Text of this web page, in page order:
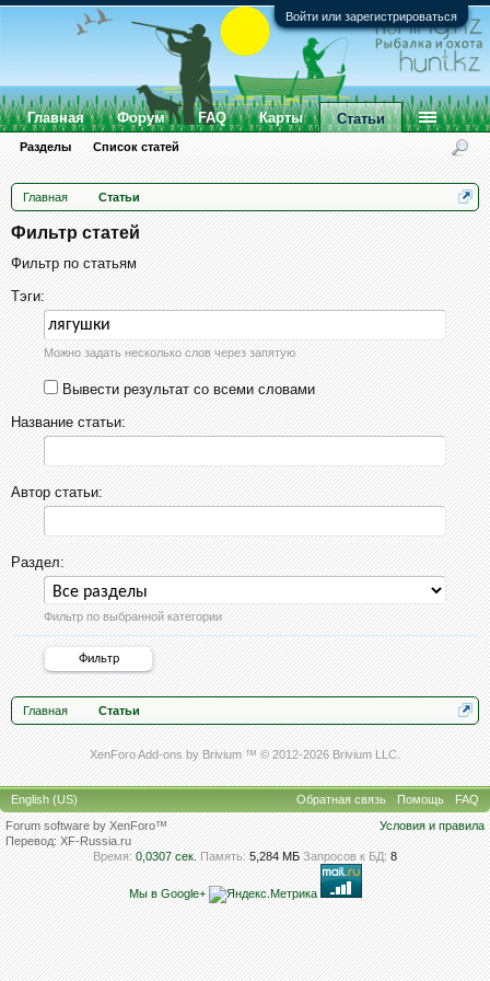
Войти или зарегистрироваться
Главная Статьи
Фильтр статей
Фильтр по статьям
Тэги:
Можно задать несколько слов через запятую
Вывести результат со всеми словами
Название статьи:
Автор статьи:
Раздел:
Фильтр по выбранной категории
Главная Статьи
XenForo Add-ons by Brivium ™ © 2012-2026 Brivium LLC.
Главная Форум FAQ Карты Статьи
Разделы Список статей
English (US) Обратная связь Помощь
FAQ
Условия и правила
Forum software by XenForo™
Перевод:XF-Russia.ru
Время: 0,0307 сек. Память: 5,284 МБ Запросов к БД: 8
Мы в Google+